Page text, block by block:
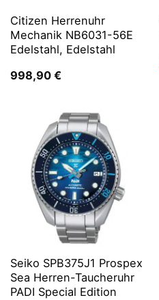
Citizen Herrenuhr
Mechanik NB6031-56E
Edelstahl, Edelstahl
998,90 €
Seiko SPB375J1 Prospex
Sea Herren-Taucheruhr
PADI Special Edition